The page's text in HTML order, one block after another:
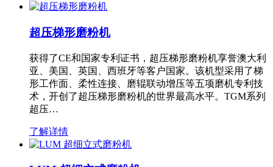
超压梯形磨粉机
获得了CE和国家专利证书，超压梯形磨粉机享誉澳大利
亚、美国、英国、西班牙等客户国家。该机型采用了梯
形工作面、柔性连接、磨辊联动增压等五项磨机专利技
术，开创了超压梯形磨粉机的世界最高水平。TGM系列
超压…
了解详情